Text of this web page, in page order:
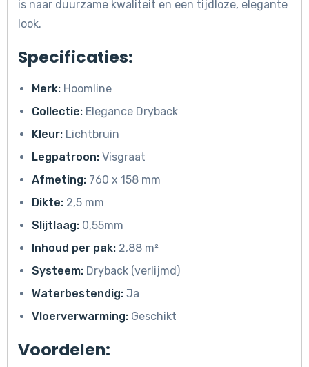
is naar duurzame kwaliteit en een tijdloze, elegante
look.
Specificaties:
Merk: Hoomline
Collectie: Elegance Dryback
Kleur: Lichtbruin
Legpatroon: Visgraat
Afmeting: 760 x 158 mm
Dikte: 2,5 mm
Slijtlaag: 0,55mm
Inhoud per pak: 2,88 m²
Systeem: Dryback (verlijmd)
Waterbestendig: Ja
Vloerverwarming: Geschikt
Voordelen: